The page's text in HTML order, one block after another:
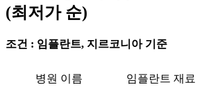
(최저가 순)
조건 : 임플란트, 지르코니아 기준
병원 이름 임플란트 재료